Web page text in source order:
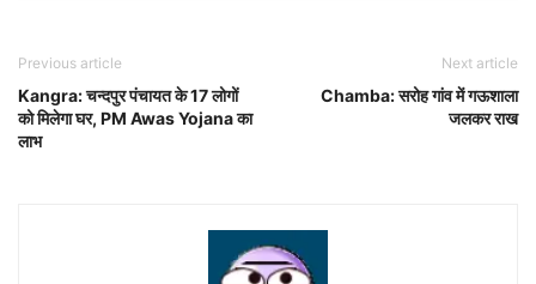
Previous article
Kangra: चन्दपुर पंचायत के 17 लोगों
को मिलेगा घर, PM Awas Yojana का
लाभ
Next article
Chamba: सरोह गांव में गऊशाला
जलकर राख